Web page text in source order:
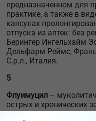
предназначенном для
практике, а также в
капсулах
отпуска из аптек: без
Берингер Ингельхайм
Дельфарм Реймс,
С.р.л., Италия.
5
Флуимуцил –
острых и хронических
связанных с